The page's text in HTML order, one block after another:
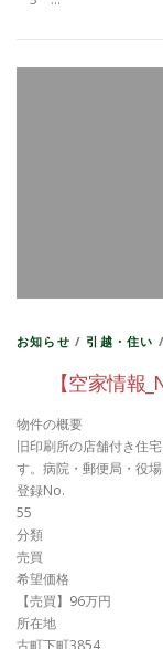
お知らせ / 引越・住い
【空家情
物件の概要
旧印刷所の店舗付き住
す。病院・郵便局・役
登録No.
55
分類
売買
希望
【売買】96万円
所在地